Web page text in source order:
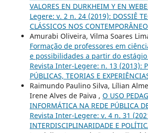
VALORES EN DURKHEIM Y EN
Legere: v. 2 n. 24 (2019): DOSSIÊ
CLÁSSICOS NOS
Amurabi Oliveira, Vilma Soares
Formação de professores em
e possibilidades a partir do estágio
Revista Inter-Legere: n. 13 (2013):
PÚBLICAS, TEORIAS E
Raimundo Paulino Silva, Lílian
Irene Alves de Paiva , O USO
INFORMÁTICA NA REDE PÚBLICA
Revista Inter-Legere: v. 4 n. 31
INTERDISCIPLINARIDADE E